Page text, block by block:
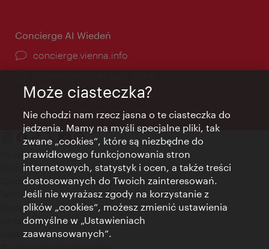
Concierge AI Wiedeń
concierge.vienna.info
Kontakt
Credits
Zgoda na przetwarzanie danych osobowych
Terms of Use
Dostępność
Kontakt prasowy
Ustawienia cookies
Może ciasteczka?
Nie chodzi nam rzecz jasna o te ciasteczka do
jedzenia. Mamy na myśli specjalne pliki, tak
zwane „cookies”, które są niezbędne do
prawidłowego funkcjonowania stron
internetowych, statystyk i ocen, a także treści
dostosowanych do Twoich zainteresowań.
Jeśli nie wyrażasz zgody na korzystanie z
plików „cookies”, możesz zmienić ustawienia
domyślne w „Ustawieniach
zaawansowanych”.